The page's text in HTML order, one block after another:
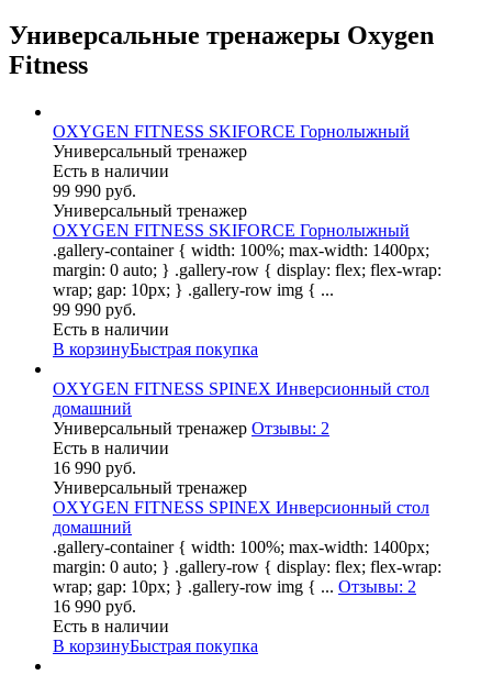
Универсальные тренажеры Oxygen
Fitness
OXYGEN FITNESS SKIFORCE Горнолыжный
Универсальный тренажер
Есть в наличии
99 990 руб.
Универсальный тренажер
OXYGEN FITNESS SKIFORCE Горнолыжный
.gallery-container { width: 100%; max-width: 1400px;
margin: 0 auto; } .gallery-row { display: flex; flex-wrap:
wrap; gap: 10px; } .gallery-row img { ...
99 990 руб.
Есть в наличии
В корзинуБыстрая покупка
OXYGEN FITNESS SPINEX Инверсионный стол
домашний
Универсальный тренажер Отзывы: 2
Есть в наличии
16 990 руб.
Универсальный тренажер
OXYGEN FITNESS SPINEX Инверсионный стол
домашний
.gallery-container { width: 100%; max-width: 1400px;
margin: 0 auto; } .gallery-row { display: flex; flex-wrap:
wrap; gap: 10px; } .gallery-row img { ... Отзывы: 2
16 990 руб.
Есть в наличии
В корзинуБыстрая покупка